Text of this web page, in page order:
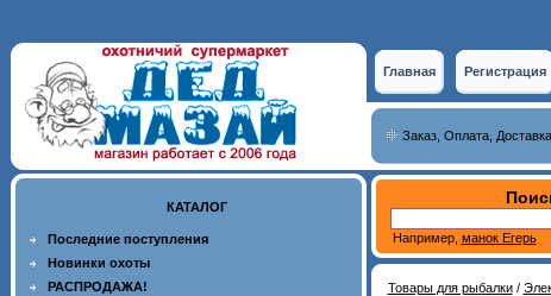
Главная Регистрация
Заказ, Оплата, Доставка
КАТАЛОГ
Последние поступления
Новинки охоты
РАСПРОДАЖА!
Например, манок Егерь
Товары для рыбалки/